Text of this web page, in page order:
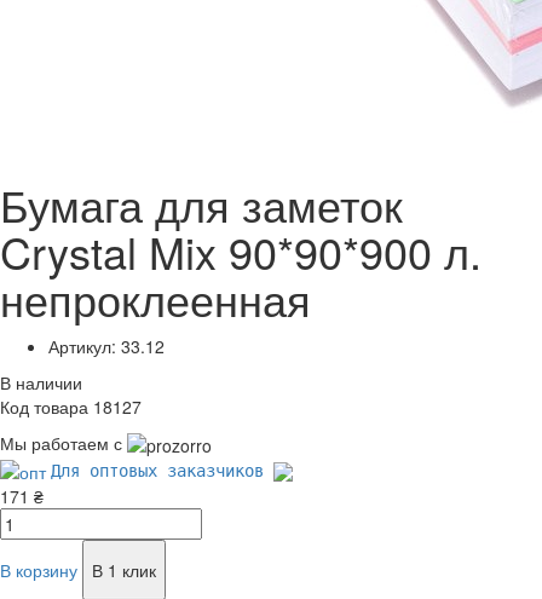
Бумага для заметок
Crystal Mix 90*90*900 л.
непроклеенная
Артикул: 33.12
В наличии
Код товара 18127
Мы работаем с
Для оптовых заказчиков
171 ₴
В корзину
В 1 клик